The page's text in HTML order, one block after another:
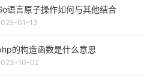
语言原子操作如何与其他结合
01-13
的构造函数是什么意思
10-02